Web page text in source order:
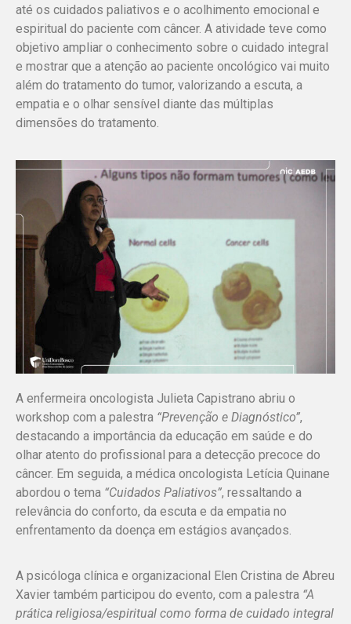
até os cuidados paliativos e o acolhimento emocional e
espiritual do paciente com câncer. A atividade teve como
objetivo ampliar o conhecimento sobre o cuidado integral
e mostrar que a atenção ao paciente oncológico vai muito
além do tratamento do tumor, valorizando a escuta, a
empatia e o olhar sensível diante das múltiplas
dimensões do tratamento.
A enfermeira oncologista Julieta Capistrano abriu o
workshop com a palestra “Prevenção e Diagnóstico”,
destacando a importância da educação em saúde e do
olhar atento do profissional para a detecção precoce do
câncer. Em seguida, a médica oncologista Letícia Quinane
abordou o tema “Cuidados Paliativos”, ressaltando a
relevância do conforto, da escuta e da empatia no
enfrentamento da doença em estágios avançados.
A psicóloga clínica e organizacional Elen Cristina de Abreu
Xavier também participou do evento, com a palestra “A
prática religiosa/espiritual como forma de cuidado integral